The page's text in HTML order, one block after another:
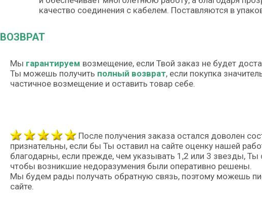
качество соединения с кабелем. Поставляются в
ВОЗВРАТ
Мы гарантируем возмещение, если Твой заказ не будет
Ты можешь получить полный возврат, если покупка
частичное возмещение и оставить товар себе.
После получения заказа остался доволен
признательны, если бы Ты оставил на сайте оценку нашей
благодарны, если прежде, чем указывать 1,2 или 3 звезды,
чтобы возникшие недоразумения были оперативно решены.
Мы будем рады получать обратную связь, поэтому можешь
сайте.